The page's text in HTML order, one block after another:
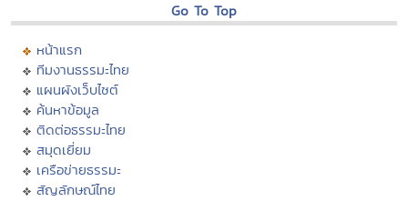
Go To Top
หน้าแรก
ทีมงานธรรมะไทย
แผนผังเว็บไซต์
ค้นหาข้อมูล
ติดต่อธรรมะไทย
สมุดเยี่ยม
เครือข่ายธรรมะ
สัญลักษณ์ไทย